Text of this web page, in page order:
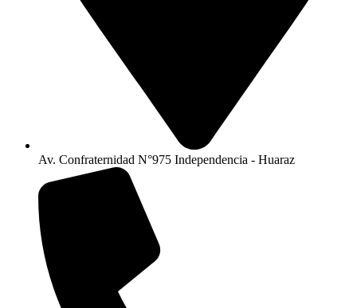
Av. Confraternidad N°975 Independencia - Huaraz